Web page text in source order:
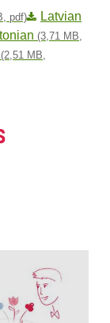
pdf) Latvian
(3,71 MB,
(2,51 MB,